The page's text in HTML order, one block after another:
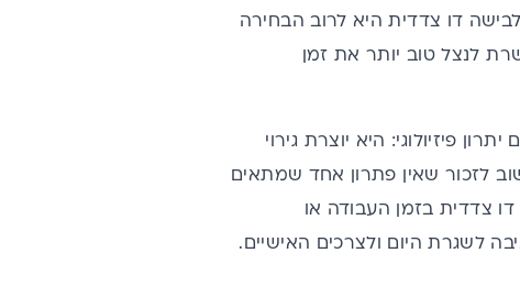
דו צדדית היא לרוב הבחירה
לנצל טוב יותר את זמן
פיזיולוגי: היא יוצרת גירוי
לזכור שאין פתרון אחד שמתאים
צדדיתבזמן העבודה או
לשגרת היום ולצרכים האישיים.